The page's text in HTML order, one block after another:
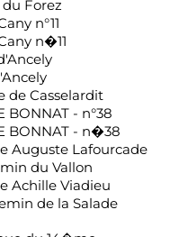
du Forez
n°11
n�11
de Casselardit
BONNAT - n°38
BONNAT - n�38
Auguste Lafourcade
du Vallon
Achille Viadieu
de la Salade